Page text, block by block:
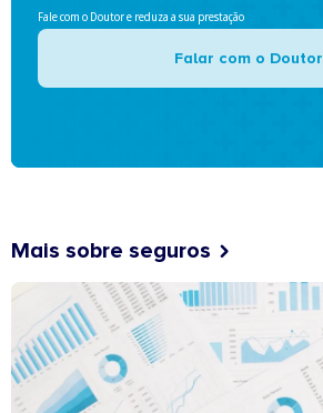
Fale com o Doutor e reduza a sua prestação
Falar com o Doutor
Mais sobre seguros